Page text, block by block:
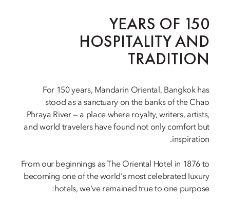
150 YEARS OF
HOSPITALITY AND
TRADITION
For 150 years, Mandarin Oriental, Bangkok has
stood as a sanctuary on the banks of the Chao
Phraya River — a place where royalty, writers, artists,
and world travelers have found not only comfort but
inspiration.
From our beginnings as The Oriental Hotel in 1876 to
becoming one of the world's most celebrated luxury
hotels, we've remained true to one purpose: